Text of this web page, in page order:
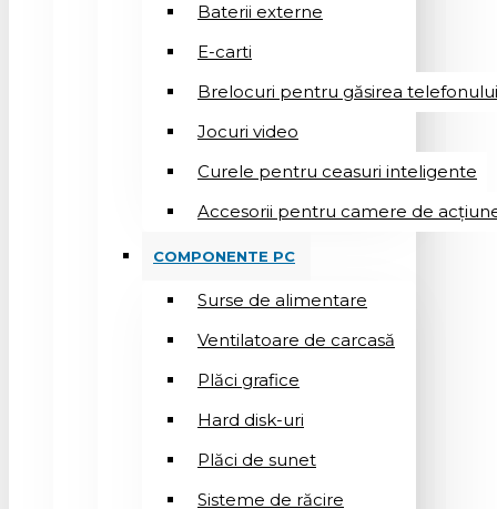
Baterii externe
E-carti
Brelocuri pentru găsirea telefonului
Jocuri video
Curele pentru ceasuri inteligente
Accesorii pentru camere de
COMPONENTE PC
Surse de alimentare
Ventilatoare de carcasă
Plăci grafice
Hard disk-uri
Plăci de sunet
Sisteme de răcire